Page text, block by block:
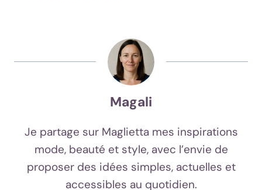
Magali
Je partage sur Maglietta mes inspirations
mode, beauté et style, avec l’envie de
proposer des idées simples, actuelles et
accessibles au quotidien.